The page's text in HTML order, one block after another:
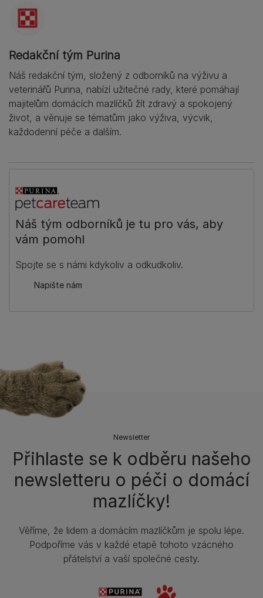
Redakční tým Purina
Náš redakční tým, složený z odborníků na výživu a
veterinářů Purina, nabízí užitečné rady, které pomáhají
majitelům domácích mazlíčků žít zdravý a spokojený
život, a věnuje se tématům jako výživa, výcvik,
každodenní péče a dalším.
Náš tým odborníků je tu pro vás, aby
vám pomohl
Spojte se s námi kdykoliv a odkudkoliv.
Napište nám
Newsletter
Přihlaste se k odběru našeho
newsletteru o péči o domácí
mazlíčky!
Věříme, že lidem a domácím mazlíčkům je spolu lépe.
Podpoříme vás v každé etapě tohoto vzácného
přátelství a vaší společné cesty.